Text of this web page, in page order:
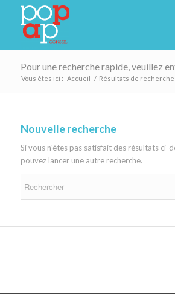
Pour une recherche rapide, veuillez
Vous êtes ici : Accueil / Résultats de recherche
Nouvelle recherche
Si vous n'êtes pas satisfait des résultats ci-
pouvez lancer une autre recherche.